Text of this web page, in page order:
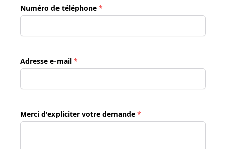
Numéro de téléphone *
Adresse e-mail *
Merci d'expliciter votre demande *